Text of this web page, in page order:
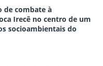
de combate à
Irecê no centro de um
socioambientais do